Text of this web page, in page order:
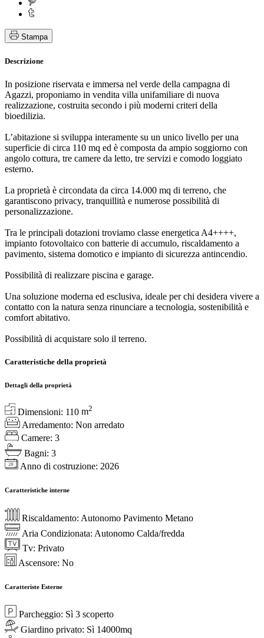
Stampa
Descrizione
In posizione riservata e immersa nel verde della campagna di
Agazzi, proponiamo in vendita villa unifamiliare di nuova
realizzazione, costruita secondo i più moderni criteri della
bioedilizia.
L’abitazione si sviluppa interamente su un unico livello per una
superficie di circa 110 mq ed è composta da ampio soggiorno con
angolo cottura, tre camere da letto, tre servizi e comodo loggiato
esterno.
La proprietà è circondata da circa 14.000 mq di terreno, che
garantiscono privacy, tranquillità e numerose possibilità di
personalizzazione.
Tra le principali dotazioni troviamo classe energetica A4++++,
impianto fotovoltaico con batterie di accumulo, riscaldamento a
pavimento, sistema domotico e impianto di sicurezza antincendio.
Possibilità di realizzare piscina e garage.
Una soluzione moderna ed esclusiva, ideale per chi desidera vivere a
contatto con la natura senza rinunciare a tecnologia, sostenibilità e
comfort abitativo.
Possibilità di acquistare solo il terreno.
Caratteristiche della proprietà
Dettagli della proprietà
Dimensioni: 110m2
Arredamento: Non arredato
Camere:3
Bagni: 3
Anno di costruzione: 2026
Caratteristiche interne
Riscaldamento: Autonomo Pavimento Metano
Aria Condizionata: Autonomo Calda/fredda
Tv:Privato
Ascensore:No
Caratteriste Esterne
Parcheggio: Sì 3 scoperto
Giardino privato: Sì 14000mq